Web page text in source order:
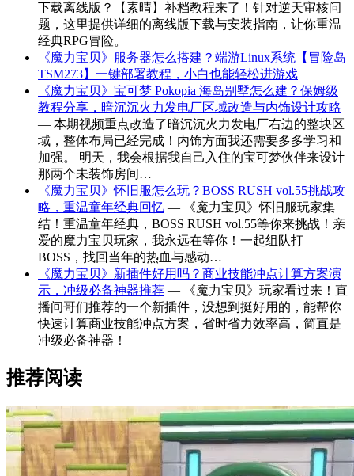
下载离线版？【素晴】补档教程来了！针对逆天审核问
题，这里提供详细的离线版下载与安装指南，让你重温
经典RPG冒险。
《魔力宝贝》服务器怎么搭建？端游Linux系统【冒险岛
TSM273】一键部署教程，小白也能轻松进游戏
《魔力宝贝》宝可梦 Pokopia 海岛别墅怎么建？保姆级
教程分享，暗沉沉火力发电厂区域改造与内饰设计攻略
— 本期视频重点改造了暗沉沉火力发电厂右边的整块区
域，整体布局已经完成！内饰方面我还需要多多学习和
加强。 明天，我会根据我自己入住的宝可梦伙伴来设计
那两个未装饰房间…
《魔力宝贝》怀旧服怎么玩？BOSS RUSH vol.55挑战攻
略，重温童年经典回忆 — 《魔力宝贝》怀旧服玩家集
结！重温童年经典，BOSS RUSH vol.55等你来挑战！亲
爱的魔力宝贝玩家，我永远在等你！一起组队打
BOSS，找回当年的热血与感动…
《魔力宝贝》新插件好用吗？商业技能冲点计算方案演
示，冲级必备神器推荐 — 《魔力宝贝》玩家看过来！直
播间哥们推荐的一个新插件，没想到挺好用的，能帮你
快速计算商业技能冲点方案，省时省力效率高，简直是
冲级必备神器！
推荐阅读